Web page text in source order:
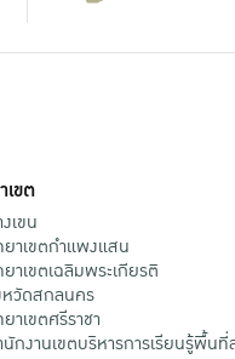
ขต
เขน
าเขตกําแพงแสน
าเขตเฉลิมพระเกียรติ
หวัดสกลนคร
าเขตศรีราชา
กงานเขตบริหารการเรียนรู้พื้